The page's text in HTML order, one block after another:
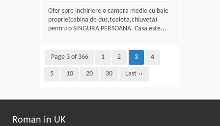
Ofer spre inchiriere o camera medie cu baie
proprie(cabina de dus,toaleta,chiuveta)
pentru o SINGURA PERSOANA. Casa este...
Page 3 of 366 1 2 3 4
5 10 20 30 Last ››
Roman in UK